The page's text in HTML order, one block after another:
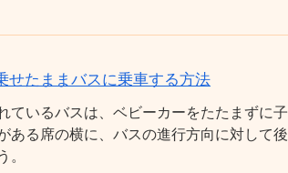
せたままバスに乗車する方法
いるバスは、ベビーカーをたたまずに
ある席の横に、バスの進行方向に対して